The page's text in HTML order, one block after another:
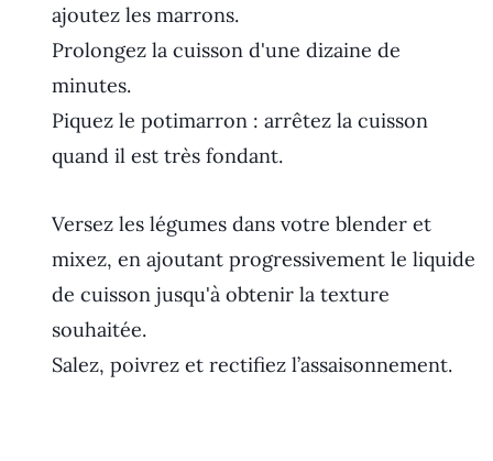
ajoutez les marrons.
Prolongez la cuisson d'une dizaine de
minutes.
Piquez le potimarron : arrêtez la cuisson
quand il est très fondant.
Versez les légumes dans votre blender et
mixez, en ajoutant progressivement le liquide
de cuisson jusqu'à obtenir la texture
souhaitée.
Salez, poivrez et rectifiez l’assaisonnement.